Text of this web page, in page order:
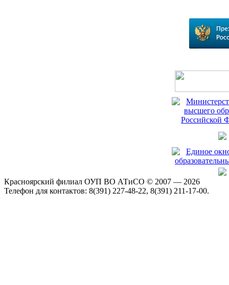
Красноярский филиал ОУП ВО АТиСО © 2007 — 2026
Телефон для контактов: 8(391) 227-48-22, 8(391) 211-17-00.